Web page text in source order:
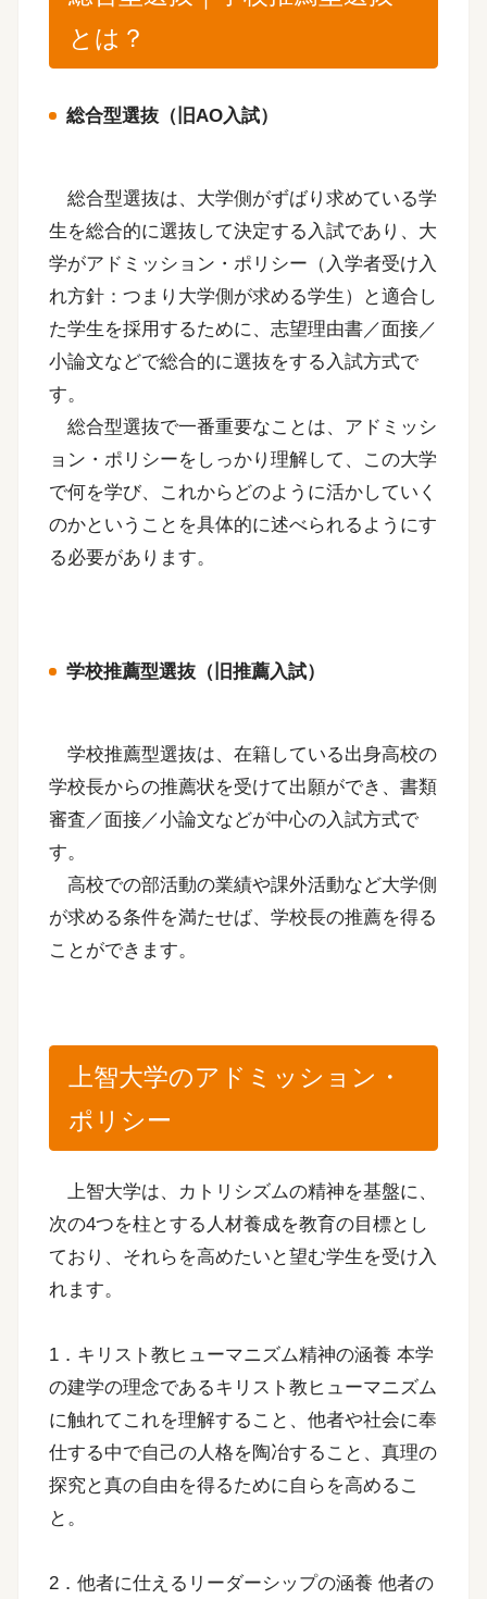
とは？
総合型選抜（旧AO入試）
総合型選抜は、大学側がずばり求めている学
生を総合的に選抜して決定する入試であり、大
学がアドミッション・ポリシー（入学者受け入
れ方針：つまり大学側が求める学生）と適合し
た学生を採用するために、志望理由書／面接／
小論文などで総合的に選抜をする入試方式で
す。
総合型選抜で一番重要なことは、アドミッシ
ョン・ポリシーをしっかり理解して、この大学
で何を学び、これからどのように活かしていく
のかということを具体的に述べられるようにす
る必要があります。
学校推薦型選抜（旧推薦入試）
学校推薦型選抜は、在籍している出身高校の
学校長からの推薦状を受けて出願ができ、書類
審査／面接／小論文などが中心の入試方式で
す。
高校での部活動の業績や課外活動など大学側
が求める条件を満たせば、学校長の推薦を得る
ことができます。
上智大学のアドミッション・
ポリシー
上智大学は、カトリシズムの精神を基盤に、
次の4つを柱とする人材養成を教育の目標とし
ており、それらを高めたいと望む学生を受け入
れます。
1．キリスト教ヒューマニズム精神の涵養 本学
の建学の理念であるキリスト教ヒューマニズム
に触れてこれを理解すること、他者や社会に奉
仕する中で自己の人格を陶冶すること、真理の
探究と真の自由を得るために自らを高めるこ
と。
2．他者に仕えるリーダーシップの涵養 他者の